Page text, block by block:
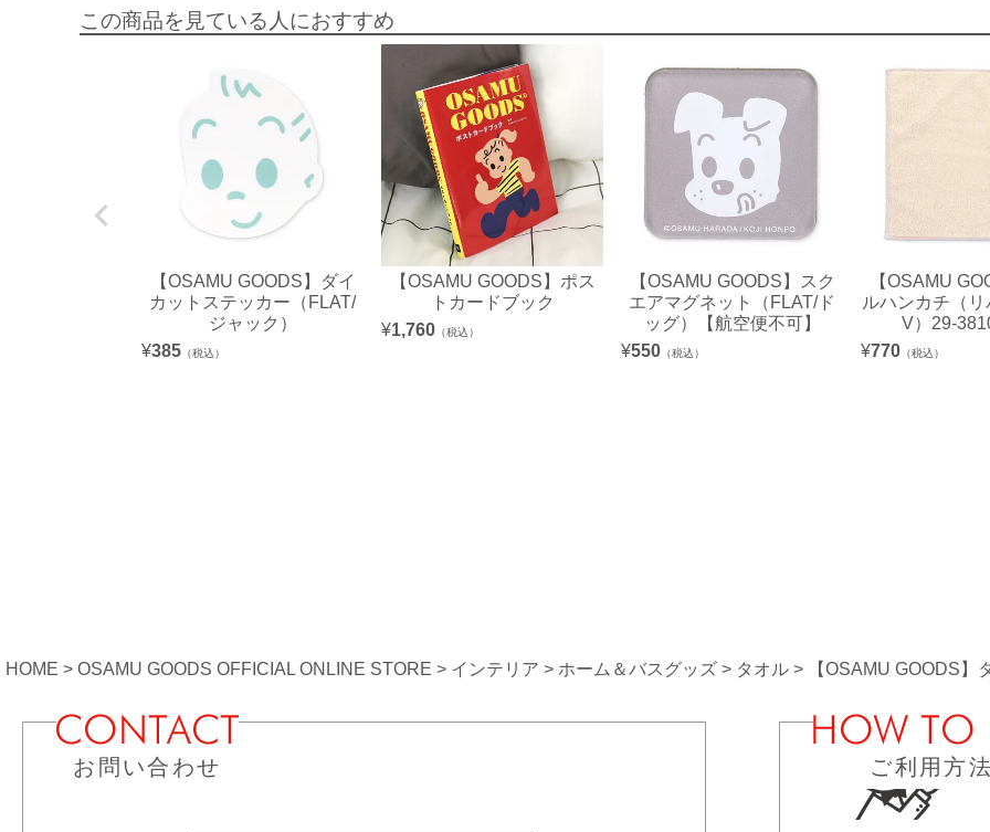
この商品を見ている人におすすめ
【OSAMU GOODS】ダイ
カットステッカー（FLAT/
ジャック）
¥385 （税込）
【OSAMU GOODS】ポス
トカードブック
¥1,760 （税込）
【OSAMU GOODS】スク
エアマグネット（FLAT/ド
ッグ）【航空便不可】
¥550 （税込）
【OSAMU
ルハンカチ（
V）29-
¥770 （税込）
HOME OSAMU GOODS OFFICIAL ONLINE STORE インテリア ホーム＆バスグッズ タオル 【OSAMU GOODS
お問い合わせ ご利用方